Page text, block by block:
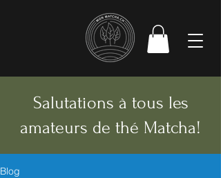
Salutations à tous les
amateurs de thé Matcha!
Blog